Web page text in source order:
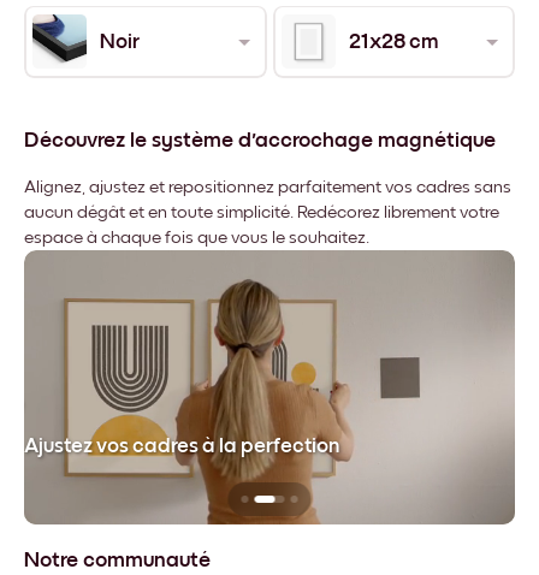
Noir 21x28 cm
Découvrez le système d'accrochage magnétique
Alignez, ajustez et repositionnez parfaitement vos cadres sans
aucun dégât et en toute simplicité. Redécorez librement votre
espace à chaque fois que vous le souhaitez.
Ajustez vos cadres à la perfection
Notre communauté